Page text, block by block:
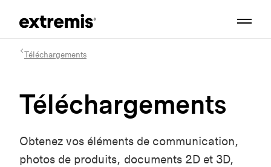
Téléchargements
Téléchargements
Obtenez vos éléments de communication,
photos de produits, documents 2D et 3D,